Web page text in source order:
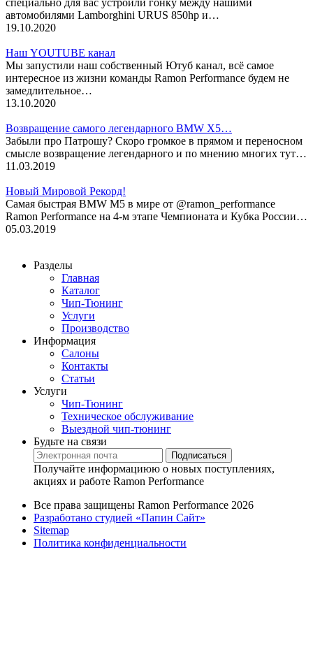
автомобилями Lamborghini URUS 850hp и…
19.10.2020
Наш YOUTUBE канал
Мы запустили наш собственный Ютуб канал, всё самое
интересное из жизни команды Ramon Performance будем не
замедлительное…
13.10.2020
Возвращение самого легендарного BMW X5…
Забыли про Патрошу? Скоро громкое в прямом и переносном
смысле возвращение легендарного и по мнению многих тут…
11.03.2019
Новый Мировой Рекорд!
Cамая быстрая BMW M5 в мире от @ramon_performance
Ramon Performance на 4-м этапе Чемпионата и Кубка России…
05.03.2019
Разделы
Главная
Каталог
Чип-Тюнинг
Услуги
Производство
Информация
Салоны
Контакты
Статьи
Услуги
Чип-Тюнинг
Техническое обслуживание
Выездной чип-тюнинг
Будьте на связи
Подписаться
Получайте информациюю о новых поступлениях,
акциях и работе Ramon Performance
Все права защищены Ramon Performance 2026
Разработано студией «Папин Сайт»
Sitemap
Политика конфиденциальности